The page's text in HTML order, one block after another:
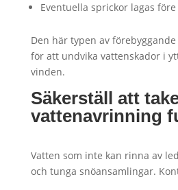
Eventuella sprickor lagas
Den här typen av
för att undvika vattenskador i
vinden.
Säkerställ att
vattenavrinning
Vatten som inte kan rinna av
och tunga snöansamlingar.